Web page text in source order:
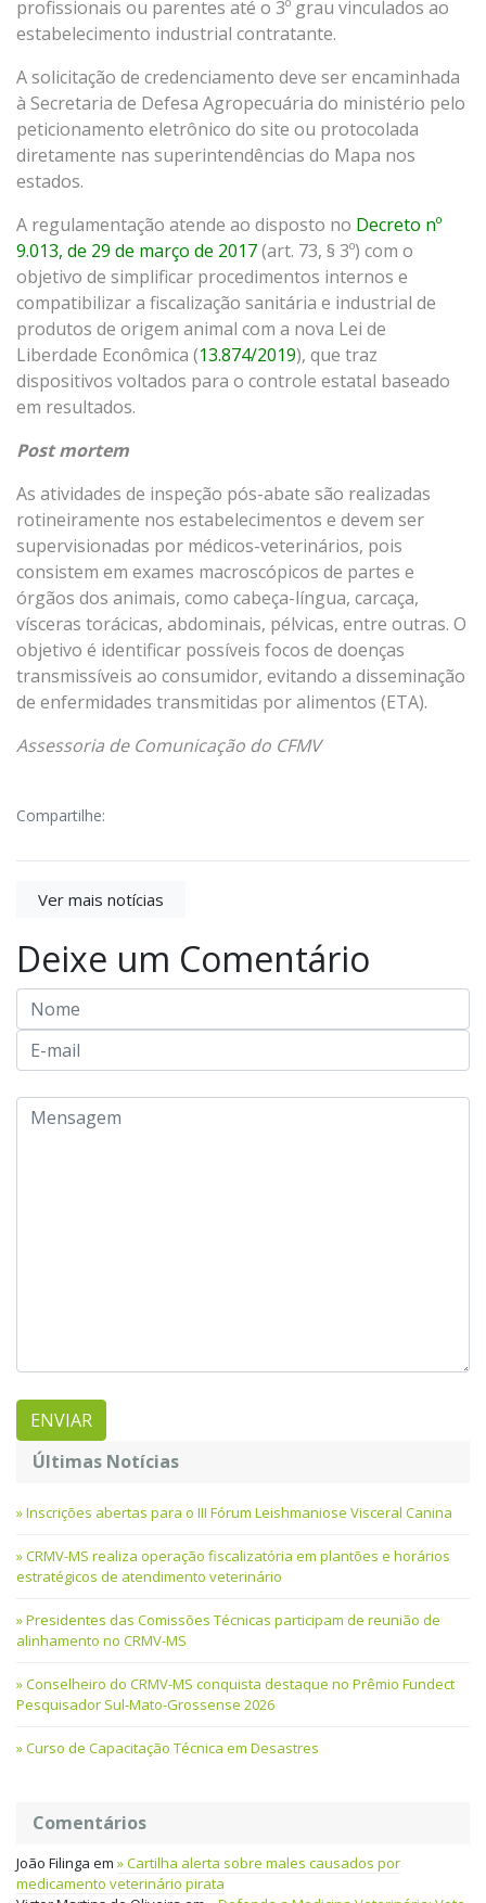
profissionais ou parentes até o 3º grau vinculados ao
estabelecimento industrial contratante.
A solicitação de credenciamento deve ser encaminhada
à Secretaria de Defesa Agropecuária do ministério pelo
peticionamento eletrônico do site ou protocolada
diretamente nas superintendências do Mapa nos
estados.
A regulamentação atende ao disposto no Decreto nº
9.013, de 29 de março de 2017(art. 73, § 3º) com o
objetivo de simplificar procedimentos internos e
compatibilizar a fiscalização sanitária e industrial de
produtos de origem animal com a nova Lei de
Liberdade Econômica (13.874/2019), que traz
dispositivos voltados para o controle estatal baseado
em resultados.
Post mortem
As atividades de inspeção pós-abate são realizadas
rotineiramente nos estabelecimentos e devem ser
supervisionadas por médicos-veterinários, pois
consistem em exames macroscópicos de partes e
órgãos dos animais, como cabeça-língua, carcaça,
vísceras torácicas, abdominais, pélvicas, entre outras. O
objetivo é identificar possíveis focos de doenças
transmissíveis ao consumidor, evitando a disseminação
de enfermidades transmitidas por alimentos (ETA).
Assessoria de Comunicação do CFMV
Compartilhe:
Ver mais notícias
Deixe um Comentário
Últimas Notícias
Inscrições abertas para o III Fórum Leishmaniose Visceral Canina
CRMV-MS realiza operação fiscalizatória em plantões e horários
estratégicos de atendimento veterinário
Presidentes das Comissões Técnicas participam de reunião de
alinhamento no CRMV-MS
Conselheiro do CRMV-MS conquista destaque no Prêmio Fundect
Pesquisador Sul-Mato-Grossense 2026
Curso de Capacitação Técnica em Desastres
Comentários
João Filinga em
Cartilha alerta sobre males causados por
medicamento veterinário pirata